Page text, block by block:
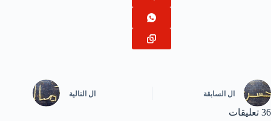
ال السابقة ال التالية
36 تعليقات